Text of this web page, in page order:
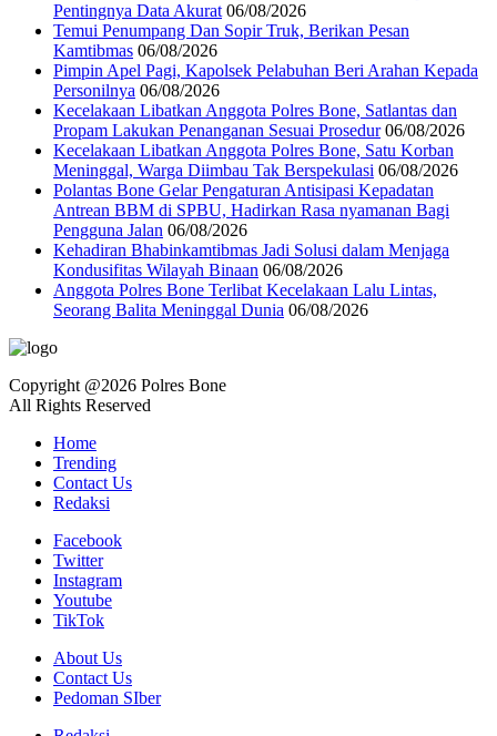
Pentingnya Data Akurat 06/08/2026
Temui Penumpang Dan Sopir Truk, Berikan Pesan
Kamtibmas 06/08/2026
Pimpin Apel Pagi, Kapolsek Pelabuhan Beri Arahan Kepada
Personilnya 06/08/2026
Kecelakaan Libatkan Anggota Polres Bone, Satlantas dan
Propam Lakukan Penanganan Sesuai Prosedur 06/08/2026
Kecelakaan Libatkan Anggota Polres Bone, Satu Korban
Meninggal, Warga Diimbau Tak Berspekulasi 06/08/2026
Polantas Bone Gelar Pengaturan Antisipasi Kepadatan
Antrean BBM di SPBU, Hadirkan Rasa nyamanan Bagi
Pengguna Jalan 06/08/2026
Kehadiran Bhabinkamtibmas Jadi Solusi dalam Menjaga
Kondusifitas Wilayah Binaan 06/08/2026
Anggota Polres Bone Terlibat Kecelakaan Lalu Lintas,
Seorang Balita Meninggal Dunia 06/08/2026
Copyright @2026 Polres Bone
All Rights Reserved
Home
Trending
Contact Us
Redaksi
Facebook
Twitter
Instagram
Youtube
TikTok
About Us
Contact Us
Pedoman SIber